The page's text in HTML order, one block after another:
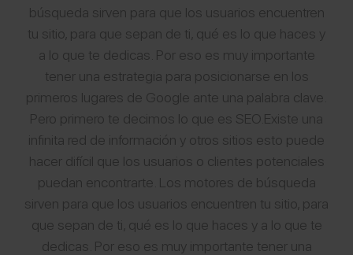
búsqueda sirven para que los usuarios encuentren
tu sitio, para que sepan de ti, qué es lo que haces y
a lo que te dedicas. Por eso es muy importante
tener una estrategia para posicionarse en los
primeros lugares de Google ante una palabra clave.
Pero primero te decimos lo que es SEO.Existe una
infinita red de información y otros sitios esto puede
hacer difícil que los usuarios o clientes potenciales
puedan encontrarte. Los motores de búsqueda
sirven para que los usuarios encuentren tu sitio, para
que sepan de ti, qué es lo que haces y a lo que te
dedicas. Por eso es muy importante tener una